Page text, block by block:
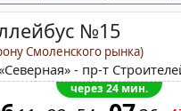
№15
Смоленского рынка)
- пр-т
через 24 мин.